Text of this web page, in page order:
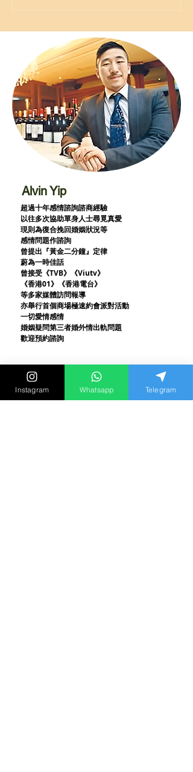
Alvin Yip
超過十年感情諮詢諮商經驗
以往多次協助單身人士尋覓真愛
現則為復合挽回婚姻狀況等
感情問題作諮詢
曾提出『黃金二分鐘』定律
蔚為一時佳話
曾接受《TVB》《Viutv》
《香港01》
《香港電台》
等多家媒體訪問報導
亦舉行首個商場極速約會派對活動
一切愛情感情
婚姻疑問第三者婚外情出軌問題
歡迎預約諮詢
最新消息和兩性影片
都在 instagram
立刻追蹤我們
Instagram Whatsapp Telegram